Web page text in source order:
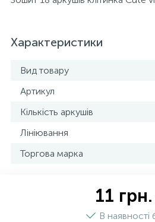
Характеристики
Вид товару
Артикул
Кількість аркушів
Лініювання
Торгова марка
11 грн.
В наявності